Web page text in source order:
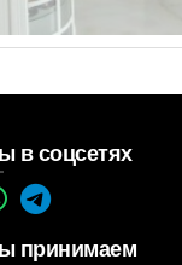
в соцсетях
принимаем